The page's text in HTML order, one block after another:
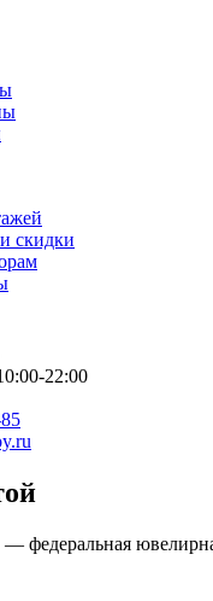
скидки
22:00
— федеральная